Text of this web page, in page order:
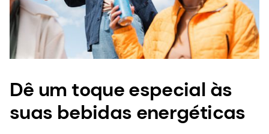
Dê um toque especial às
suas bebidas energéticas